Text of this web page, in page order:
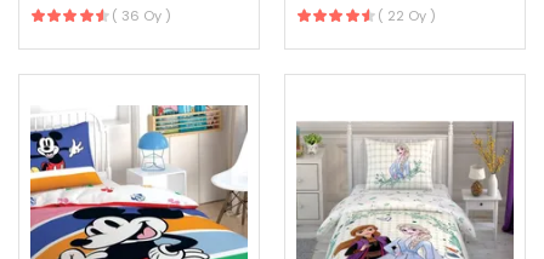
( 36 Oy ) ( 22 Oy )